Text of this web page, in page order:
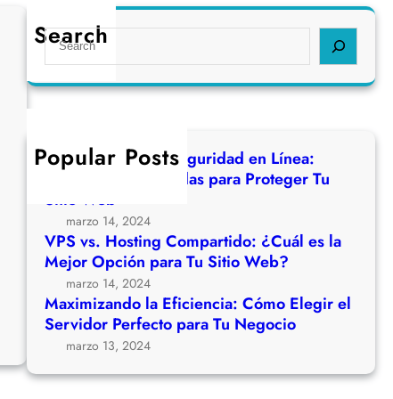
Search
S
e
a
h
Popular Posts
Fortaleciendo Tu Seguridad en Línea:
Estrategias Avanzadas para Proteger Tu
Sitio Web
marzo 14, 2024
VPS vs. Hosting Compartido: ¿Cuál es la
Mejor Opción para Tu Sitio Web?
marzo 14, 2024
Maximizando la Eficiencia: Cómo Elegir el
Servidor Perfecto para Tu Negocio
marzo 13, 2024